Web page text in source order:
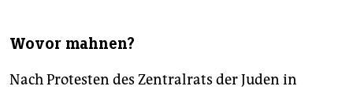
Wovor mahnen?
Nach Protesten des Zentralrats der Juden in